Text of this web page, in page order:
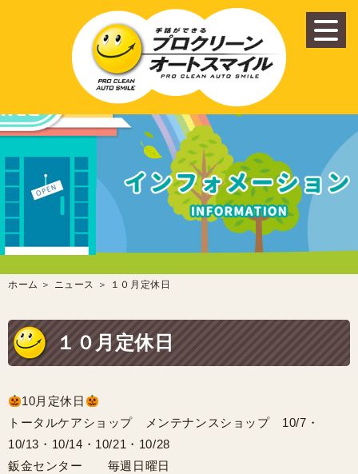
ホーム ＞ ニュース ＞ １０月定休日
１０月定休日
10月定休日
トータルケアショップ メンテナンスショップ 10/7・
10/13・10/14・10/21・10/28
鈑金センター 毎週日曜日